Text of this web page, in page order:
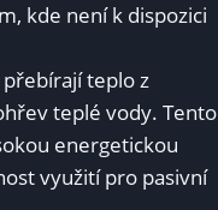
kde není k dispozici
přebírají teplo z
teplé vody. ⁣Tento​
energetickou
využití pro pasivní